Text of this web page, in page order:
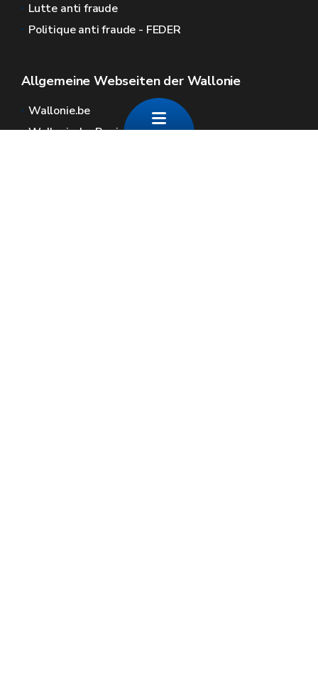
Lutte anti fraude
Politique anti fraude - FEDER
Allgemeine Webseiten der Wallonie
Wallonie.be
Wallonische Regierung